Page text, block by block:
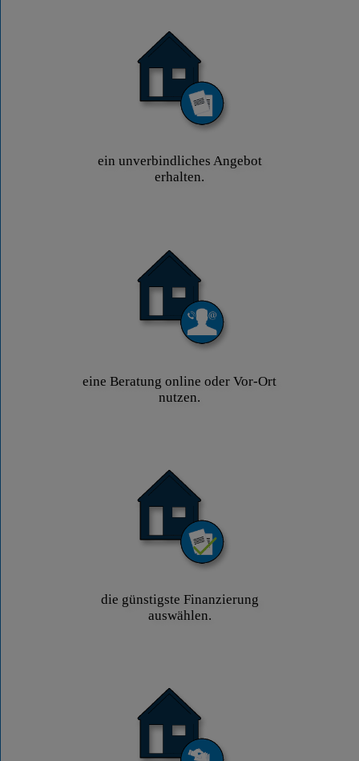
ein unverbindliches Angebot
erhalten.
eine Beratung online oder Vor-Ort
nutzen.
die günstigste Finanzierung
auswählen.